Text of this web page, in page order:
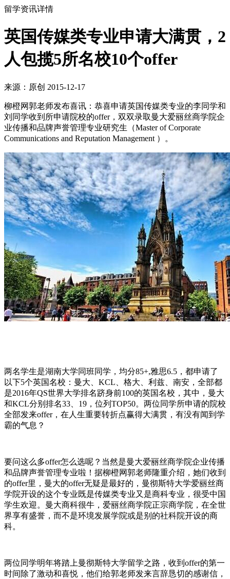
留学资讯详情
英国传媒类专业申请大满贯，2
人包揽5所名校10个offer
来源：原创 2015-12-17
柳橙网郭老师发布喜讯：恭喜申请英国传媒类专业的李同学和
刘同学收到所申请院校的offer，双双录取曼大爱丽丝商学院企
业传播和品牌声誉管理专业研究生（Master of Corporate
Communications and Reputation Management ）。
两名学生是湖南大学同班同学，均分85+,雅思6.5，都申请了
以下5个英国名校：曼大、KCL、格大、利兹、南安，全部都
是2016年QS世界大学排名跻身前100的英国名校，其中，曼大
和KCL分别排名33、19，位列TOP50。两位同学所申请的院校
全部发来offer，在人生重要转折点赢得大满贯，有没有闻到学
霸的气息？
要问这么多offer怎么选呢？当然是曼大爱丽丝商学院企业传播
和品牌声誉管理专业啦！据柳橙网郭老师隆重介绍，她们收到
的offer里，曼大的offer无疑是最好的，曼彻斯特大学爱丽丝商
学院开设的这个专业既是传媒类专业又是商科专业，很受中国
学生欢迎。曼大商科很牛，爱丽丝商学院正宗商学院，在全世
界享有盛誉，而不是环境发展学院或是别的社科院开设的商
科。
两位同学明年将踏上曼彻斯特大学留学之路，收到offer的第一
时间除了激动和喜悦，他们给郭老师发来言辞恳切的感谢信，